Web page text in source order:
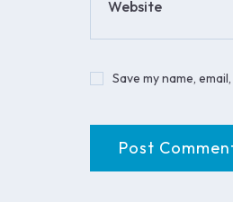
Website
Save my name,